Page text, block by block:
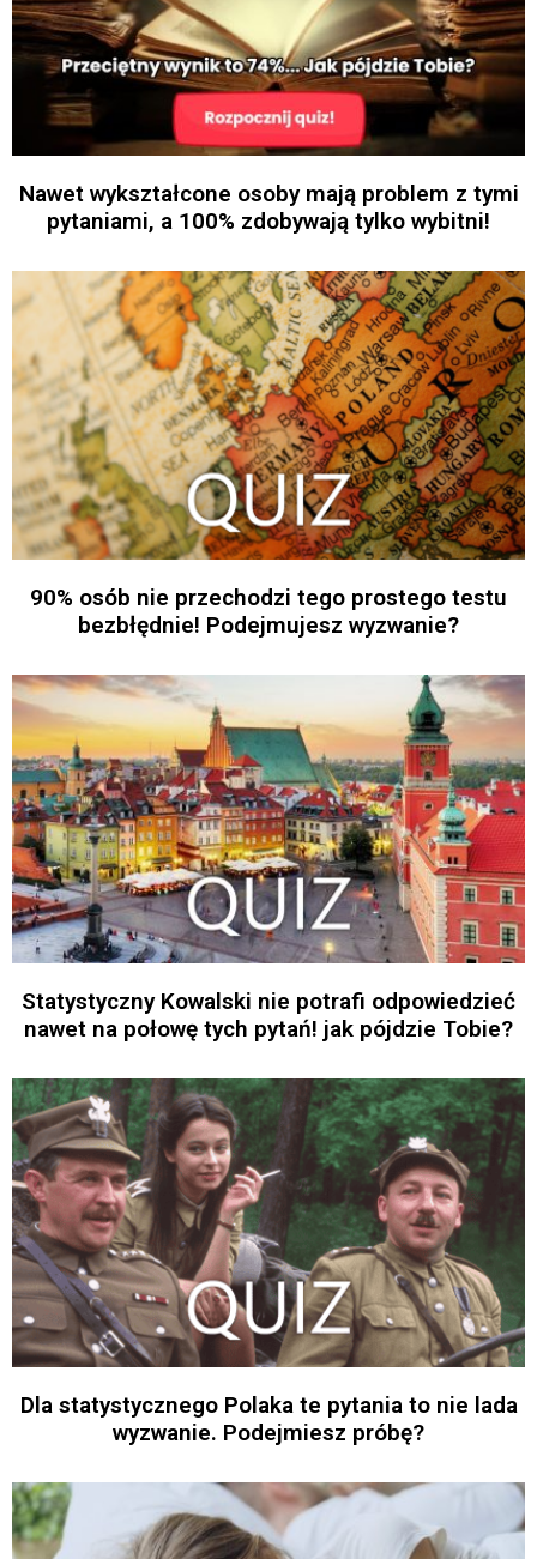
Nawet wykształcone osoby mają problem z tymi
pytaniami, a 100% zdobywają tylko wybitni!
90% osób nie przechodzi tego prostego testu
bezbłędnie! Podejmujesz wyzwanie?
Statystyczny Kowalski nie potrafi odpowiedzieć
nawet na połowę tych pytań! jak pójdzie Tobie?
Dla statystycznego Polaka te pytania to nie lada
wyzwanie. Podejmiesz próbę?